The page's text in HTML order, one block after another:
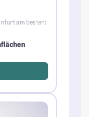
am besten: